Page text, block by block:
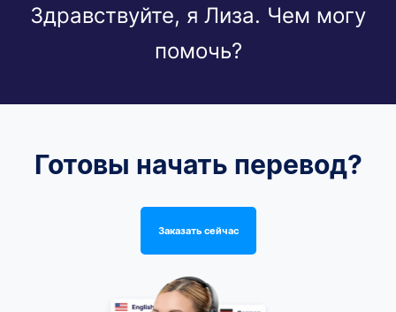
Здравствуйте, я Лиза. Чем могу
помочь?
Готовы начать перевод?
Заказать сейчас